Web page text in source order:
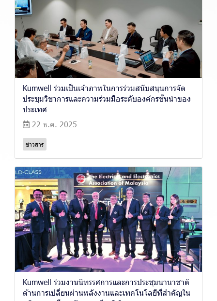
Kumwell ร่วมเป็นเจ้าภาพในการร่วมสนับสนุนการจัด
ประชุมวิชาการและความร่วมมือระดับองค์กรชั้นนำของ
ประเทศ
22 ธ.ค. 2025
ข่าวสาร
Kumwell ร่วมงานนิทรรศการและการประชุมนานาชาติ
ด้านการเปลี่ยนผ่านพลังงานและเทคโนโลยีที่สำคัญใน